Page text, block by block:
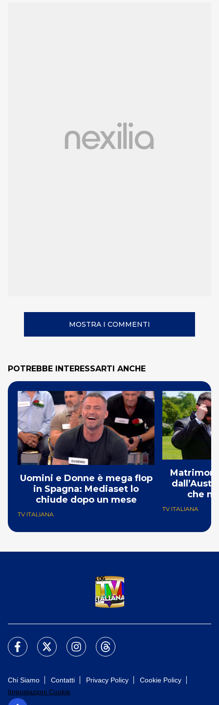
MOSTRA I COMMENTI
POTREBBE INTERESSARTI ANCHE
Uomini e Donne è mega flop
in Spagna: Mediaset lo
chiude dopo un mese
TV ITALIANA
che
TV ITALIANA
Chi Siamo Contatti Privacy Policy
Cookie Policy
Impostazioni Cookie